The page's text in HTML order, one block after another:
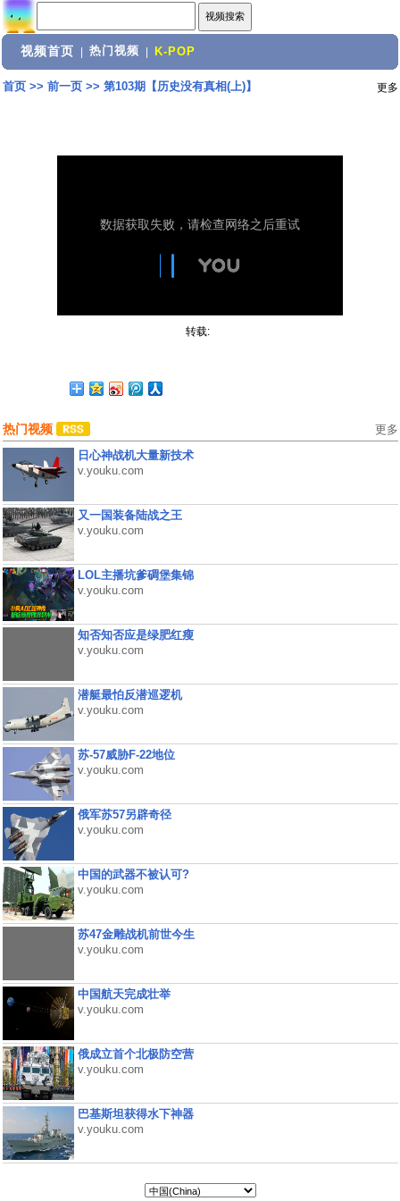
视频首页 热门视频 K-POP
首页>> 前一页>> 第103期【历史没有真相(上)】 更多
转载:
热门视频 更多
日心神战机大量新技术
v.youku.com
又一国装备陆战之王
v.youku.com
LOL主播坑爹碉堡集锦
v.youku.com
知否知否应是绿肥红瘦
v.youku.com
潜艇最怕反潜巡逻机
v.youku.com
苏-57威胁F-22地位
v.youku.com
俄军苏57另辟奇径
v.youku.com
中国的武器不被认可?
v.youku.com
苏47金雕战机前世今生
v.youku.com
中国航天完成壮举
v.youku.com
俄成立首个北极防空营
v.youku.com
巴基斯坦获得水下神器
v.youku.com